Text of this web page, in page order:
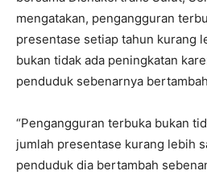
mengatakan, pengangguran
presentase setiap tahun kurang
bukan tidak ada peningkatan
penduduk sebenarnya
“Pengangguran terbuka bukan
jumlah presentase kurang lebih
penduduk dia bertambah